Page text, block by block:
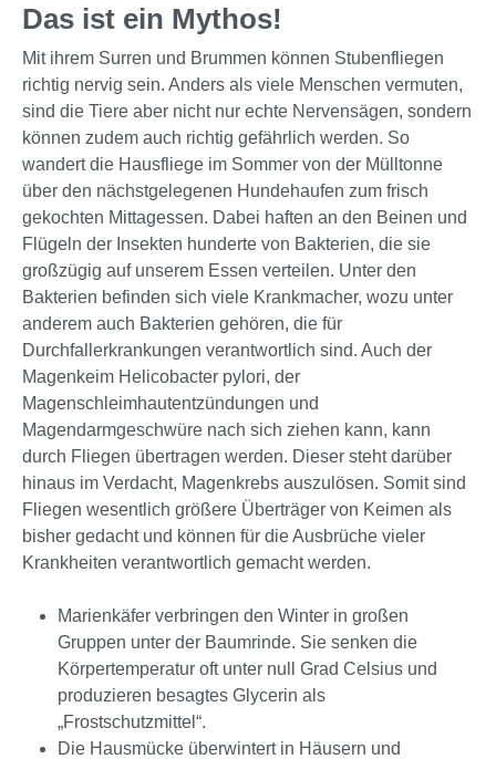
Das ist ein Mythos!
Mit ihrem Surren und Brummen können Stubenfliegen
richtig nervig sein. Anders als viele Menschen vermuten,
sind die Tiere aber nicht nur echte Nervensägen, sondern
können zudem auch richtig gefährlich werden. So
wandert die Hausfliege im Sommer von der Mülltonne
über den nächstgelegenen Hundehaufen zum frisch
gekochten Mittagessen. Dabei haften an den Beinen und
Flügeln der Insekten hunderte von Bakterien, die sie
großzügig auf unserem Essen verteilen. Unter den
Bakterien befinden sich viele Krankmacher, wozu unter
anderem auch Bakterien gehören, die für
Durchfallerkrankungen verantwortlich sind. Auch der
Magenkeim Helicobacter pylori, der
Magenschleimhautentzündungen und
Magendarmgeschwüre nach sich ziehen kann, kann
durch Fliegen übertragen werden. Dieser steht darüber
hinaus im Verdacht, Magenkrebs auszulösen. Somit sind
Fliegen wesentlich größere Überträger von Keimen als
bisher gedacht und können für die Ausbrüche vieler
Krankheiten verantwortlich gemacht werden.
Marienkäfer verbringen den Winter in großen
Gruppen unter der Baumrinde. Sie senken die
Körpertemperatur oft unter null Grad Celsius und
produzieren besagtes Glycerin als
„Frostschutzmittel“.
Die Hausmücke überwintert in Häusern und